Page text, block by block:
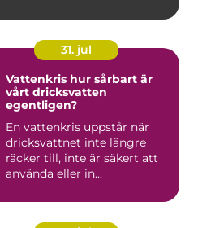
31. jul
Vattenkris hur sårbart är
vårt dricksvatten
egentligen?
En vattenkris uppstår när
dricksvattnet inte längre
räcker till, inte är säkert att
använda eller in...